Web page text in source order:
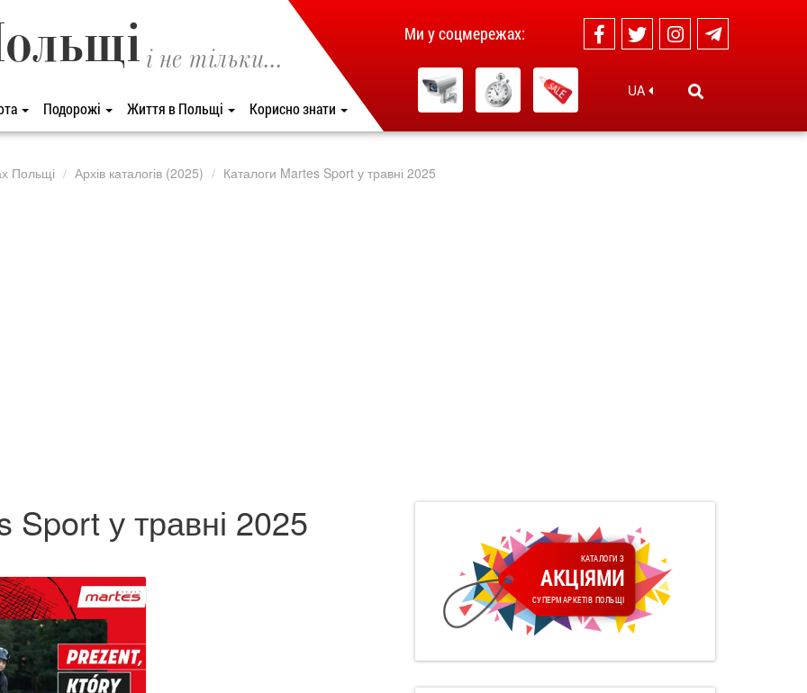
і не тільки...
Подорожі Життя в Польщі Корисно знати
Ми у соцмережах:
UA
Польщі Архів каталогів (2025) Каталоги Martes Sport у травні 2025
Sport у травні 2025
КАТАЛОГИ З
АКЦІЯМИ
СУПЕРМАРКЕТІВ ПОЛЬЩІ